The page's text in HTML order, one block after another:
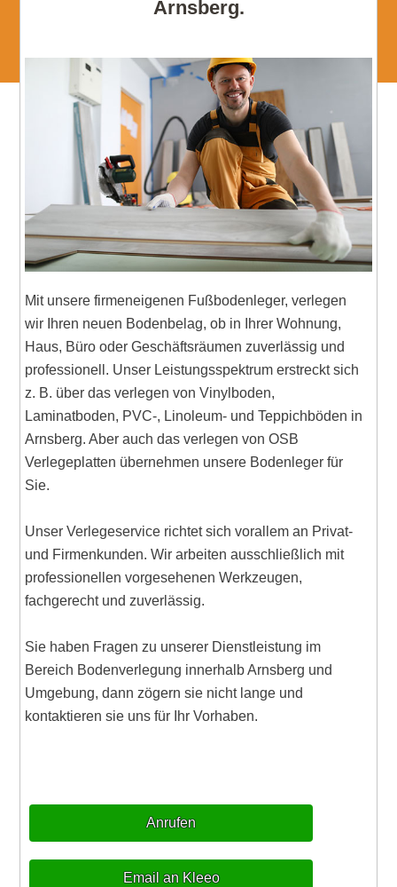
Arnsberg.
Mit unsere firmeneigenen Fußbodenleger, verlegen
wir Ihren neuen Bodenbelag, ob in Ihrer Wohnung,
Haus, Büro oder Geschäftsräumen zuverlässig und
professionell. Unser Leistungsspektrum erstreckt sich
z. B. über das verlegen von Vinylboden,
Laminatboden, PVC-, Linoleum- und Teppichböden in
Arnsberg. Aber auch das verlegen von OSB
Verlegeplatten übernehmen unsere Bodenleger für
Sie.
Unser Verlegeservice richtet sich vorallem an Privat-
und Firmenkunden. Wir arbeiten ausschließlich mit
professionellen vorgesehenen Werkzeugen,
fachgerecht und zuverlässig.
Sie haben Fragen zu unserer Dienstleistung im
Bereich Bodenverlegung innerhalb Arnsberg und
Umgebung, dann zögern sie nicht lange und
kontaktieren sie uns für Ihr Vorhaben.
Anrufen
Email an Kleeo